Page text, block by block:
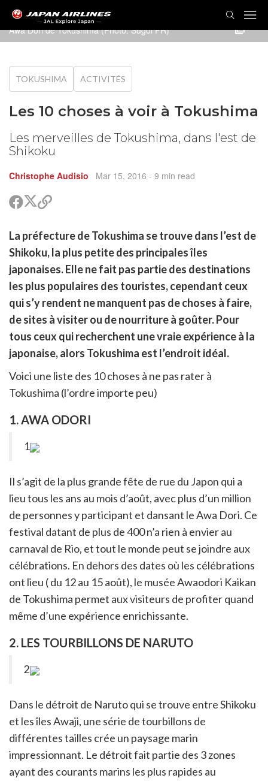
Awa Dori de Tokushima (Photo: Sugoi PR)
TOKUSHIMA ACTIVITÉS
Les 10 choses à voir à Tokushima
Les merveilles de Tokushima, dans l'est de
Shikoku
Christophe Audisio Mar 15, 2016 - 9 min read
PartagerPartager
sur
Copier
pour
partager
La préfecture de Tokushima se trouve dans l’est de
Shikoku, la plus petite des principales îles
japonaises. Elle ne fait pas partie des destinations
les plus populaires des touristes, cependant ceux
qui s’y rendent ne manquent pas de choses à faire,
de sites à visiter ou de nourriture à goûter. Pour
tous ceux qui recherchent une vraie expérience à la
japonaise, alors Tokushima est l’endroit idéal.
Voici une liste des 10 choses à ne pas rater à
Tokushima (l’ordre importe peu)
1. AWA ODORI
1
Il s’agit de la plus grande fête de rue du Japon qui a
lieu tous les ans au mois d’août, avec plus d’un million
de personnes y participant et dansant le Awa Dori. Ce
festival datant de plus de 400 n’a rien à envier au
carnaval de Rio, et tout le monde peut se joindre aux
célébrations. En dehors des dates où les célébrations
ont lieu ( du 12 au 15 août), le musée Awaodori Kaikan
de Tokushima permet aux visiteurs de profiter quand
même d’une expérience enrichissante.
2. LES TOURBILLONS DE NARUTO
2
Dans le détroit de Naruto qui se trouve entre Shikoku
et les îles Awaji, une série de tourbillons de
différentes tailles crée un paysage marin
impressionnant. Le détroit fait partie des 3 zones
ayant des courants marins les plus rapides au